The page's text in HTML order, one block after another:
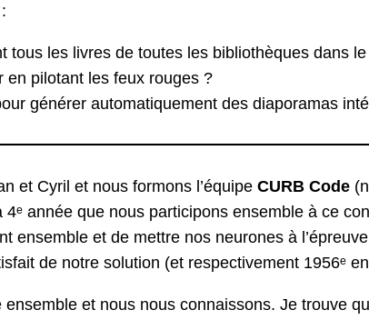
tous les livres de toutes les bibliothèques dans
en pilotant les feux rouges ?
générer automatiquement des diaporamas
et Cyril et nous formons l’équipe CURB Code
4ᵉ année que nous participons ensemble à ce
ensemble et de mettre nos neurones à
de notre solution (et respectivement 1956ᵉ
et nous nous connaissons. Je trouve